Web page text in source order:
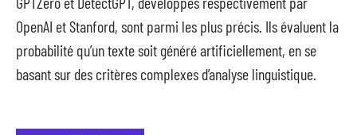
OpenAI et Stanford, sont parmi les plus précis. Ils évaluent la
probabilité qu’un texte soit généré artificiellement, en se
basant sur des critères complexes d’analyse linguistique.